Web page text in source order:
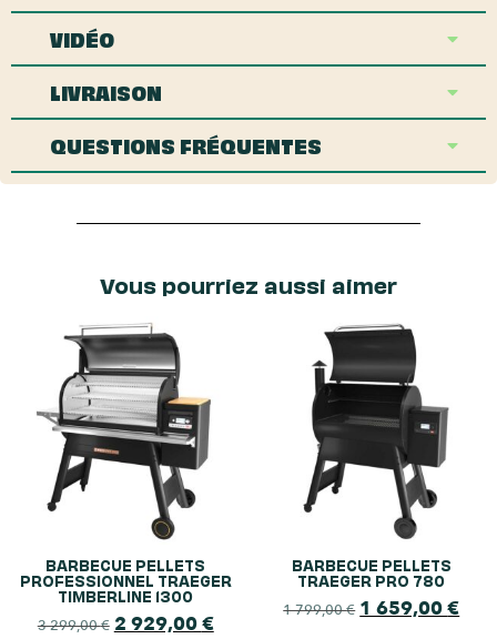
VIDÉO
LIVRAISON
QUESTIONS FRÉQUENTES
Vous pourriez aussi aimer
BARBECUE PELLETS
PROFESSIONNEL TRAEGER
TIMBERLINE 1300
3 299,00€ 2 929,00€
BARBECUE PELLETS
TRAEGER PRO 780
1 799,00€ 1 659,00€